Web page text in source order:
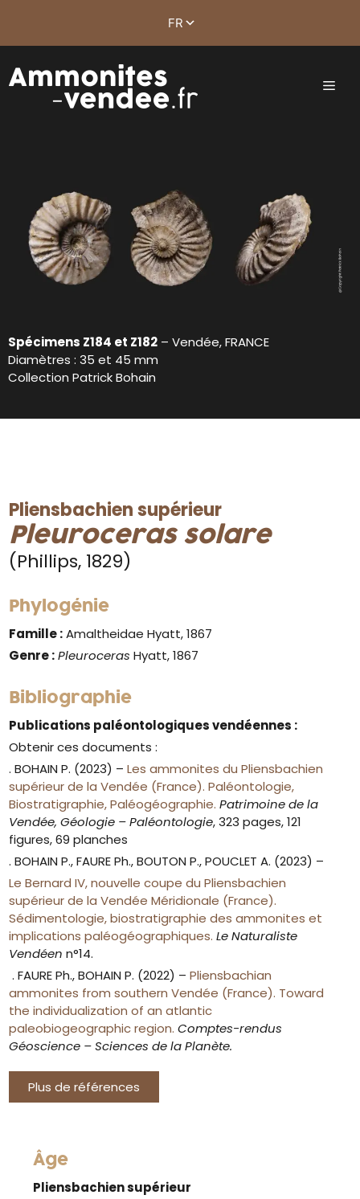
Spécimens Z184 et Z182 – Vendée, FRANCE
Diamètres : 35 et 45 mm
Collection Patrick Bohain
Pliensbachien supérieur
Pleuroceras solare
(Phillips, 1829)
Phylogénie
Famille :Amaltheidae Hyatt, 1867
Genre : Pleuroceras Hyatt, 1867
Bibliographie
Publications paléontologiques vendéennes :
Obtenir ces documents :
. BOHAIN P. (2023) –Les ammonites du Pliensbachien
supérieur de la Vendée (France). Paléontologie,
Biostratigraphie, Paléogéographie. Patrimoine de la
Vendée, Géologie – Paléontologie, 323 pages, 121
figures, 69 planches
. BOHAIN P., FAURE Ph., BOUTON P., POUCLET A. (2023) –
Le Bernard IV, nouvelle coupe du Pliensbachien
supérieur de la Vendée Méridionale (France).
Sédimentologie, biostratigraphie des ammonites et
implications paléogéographiques.Le Naturaliste
Vendéen n°14.
. FAURE Ph., BOHAIN P. (2022) –Pliensbachian
ammonites from southern Vendée (France). Toward
the individualization of an atlantic
paleobiogeographic region. Comptes-rendus
Géoscience – Sciences de la Planète.
Plus de références
Âge
Pliensbachien supérieur